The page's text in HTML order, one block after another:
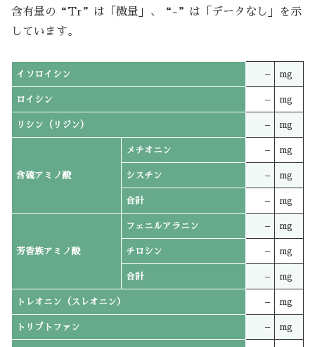
含有量の“Tr”は「微量」、“-”は「データなし」を示
しています。
イソロイシン – mg
ロイシン – mg
リシン（リジン） – mg
含硫アミノ酸
メチオニン – mg
シスチン – mg
合計 – mg
芳香族アミノ酸
フェニルアラニン – mg
チロシン – mg
合計 – mg
トレオニン（スレオニン） – mg
トリプトファン – mg